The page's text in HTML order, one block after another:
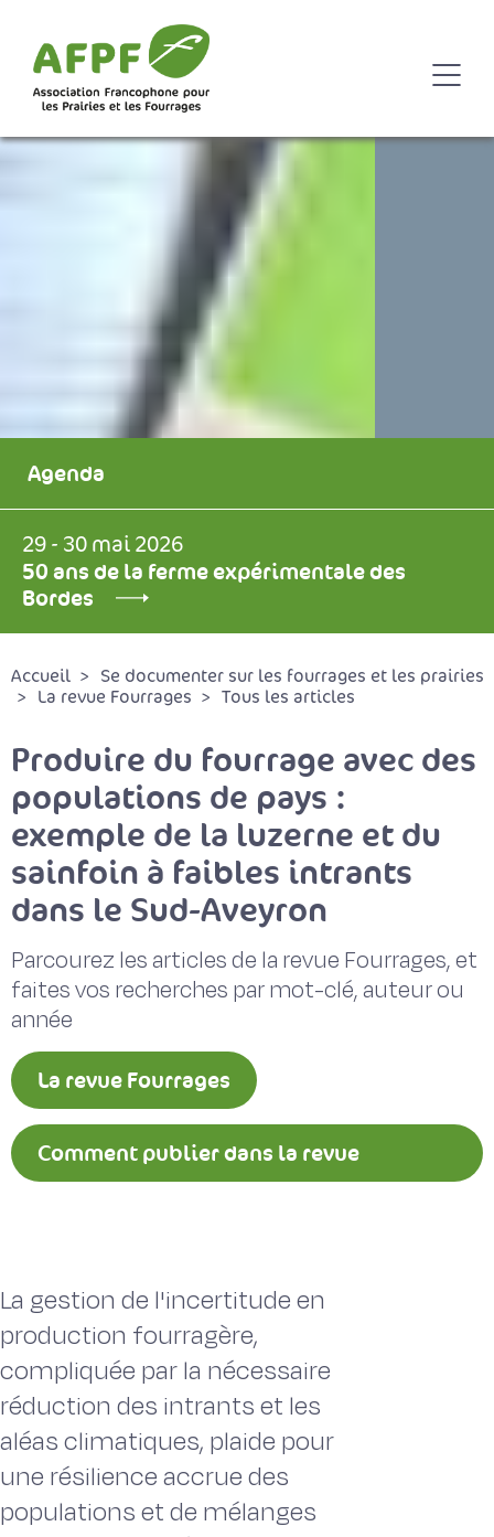
Agenda
29 - 30 mai 2026
50 ans de la ferme expérimentale des
Bordes
Accueil
Se documenter sur les fourrages et les prairies
La revue Fourrages
Tous les articles
Produire du fourrage avec des
populations de pays :
exemple de la luzerne et du
sainfoin à faibles intrants
dans le Sud-Aveyron
Parcourez les articles de la revue Fourrages, et
faites vos recherches par mot-clé, auteur ou
année
La revue Fourrages
Comment publier dans la revue
La gestion de l'incertitude en
production fourragère,
compliquée par la nécessaire
réduction des intrants et les
aléas climatiques, plaide pour
une résilience accrue des
populations et de mélanges